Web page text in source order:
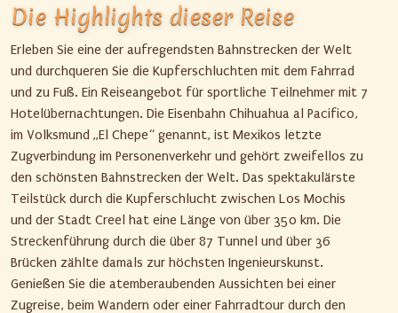
Die Highlights dieser Reise
Erleben Sie eine der aufregendsten Bahnstrecken der Welt
und durchqueren Sie die Kupferschluchten mit dem Fahrrad
und zu Fuß. Ein Reiseangebot für sportliche Teilnehmer mit 7
Hotelübernachtungen. Die Eisenbahn Chihuahua al Pacifico,
im Volksmund „El Chepe“ genannt, ist Mexikos letzte
Zugverbindung im Personenverkehr und gehört zweifellos zu
den schönsten Bahnstrecken der Welt. Das spektakulärste
Teilstück durch die Kupferschlucht zwischen Los Mochis
und der Stadt Creel hat eine Länge von über 350 km. Die
Streckenführung durch die über 87 Tunnel und über 36
Brücken zählte damals zur höchsten Ingenieurskunst.
Genießen Sie die atemberaubenden Aussichten bei einer
Zugreise, beim Wandern oder einer Fahrradtour durch den